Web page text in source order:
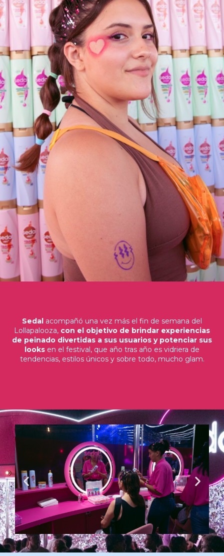
Sedal acompañó una vez más el fin de semana del
Lollapalooza, con el objetivo de brindar experiencias
de peinado divertidas a sus usuarios y potenciar sus
looks en el festival, que año tras año es vidriera de
tendencias, estilos únicos y sobre todo, mucho glam.